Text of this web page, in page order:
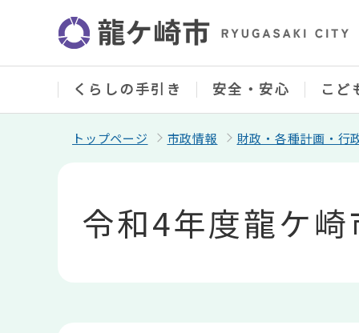
ジ
くらしの手引き 安全・安心 こど
トップページ 市政情報 財政・各種計画・行
令和4年度龍ケ